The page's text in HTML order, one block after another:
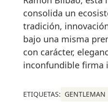
consolida un
tradición,
bajo una misma
con carácter,
inconfundible firma
ETIQUETAS: GENTLEMAN